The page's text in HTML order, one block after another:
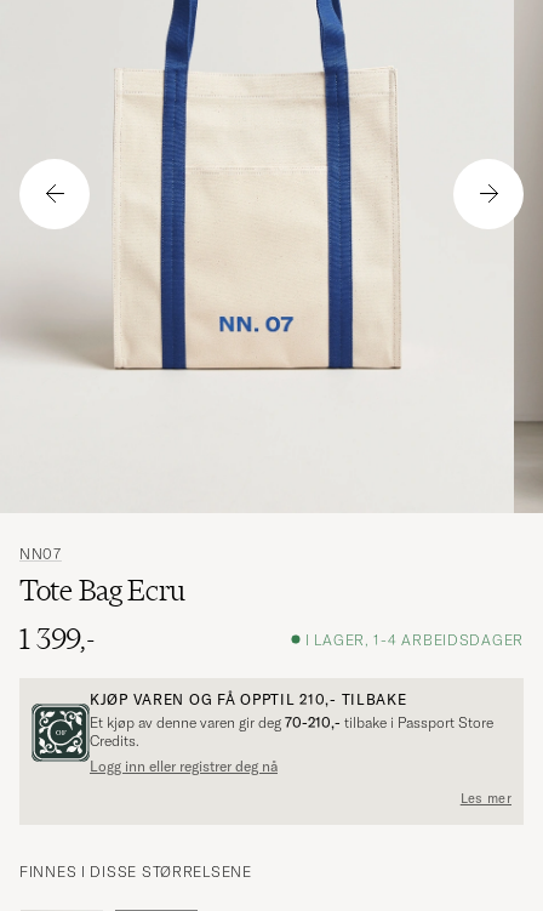
NN07
Tote Bag Ecru
1 399,-
I LAGER, 1-4 ARBEIDSDAGER
KJØP VAREN OG FÅ OPPTIL210,- TILBAKE
Et kjøp av denne varen gir deg 70-210,- tilbake i Passport Store
Credits.
Logg inn eller registrer deg nå
Les mer
FINNES I DISSE STØRRELSENE